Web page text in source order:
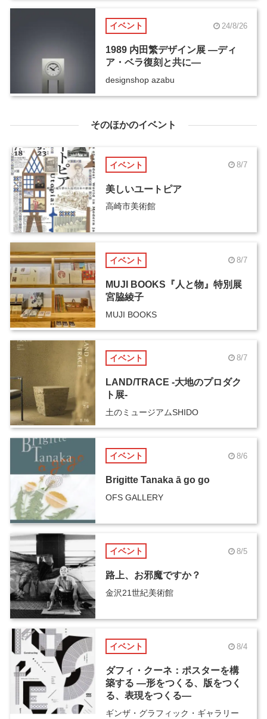
イベント 24/8/26
1989 内田繁デザイン展 ―ディ
ア・ベラ復刻と共に―
designshop azabu
そのほかのイベント
イベント 8/7
美しいユートピア
高崎市美術館
イベント 8/7
MUJI BOOKS『人と物』特別展
宮脇綾子
MUJI BOOKS
イベント 8/7
LAND/TRACE -大地のプロダク
ト展-
土のミュージアムSHIDO
イベント 8/6
Brigitte Tanaka ā go go
OFS GALLERY
イベント 8/5
路上、お邪魔ですか？
金沢21世紀美術館
イベント 8/4
ダフィ・クーネ：ポスターを構
築する ―形をつくる、版をつく
る、表現をつくる―
ギンザ・グラフィック・ギャラリー